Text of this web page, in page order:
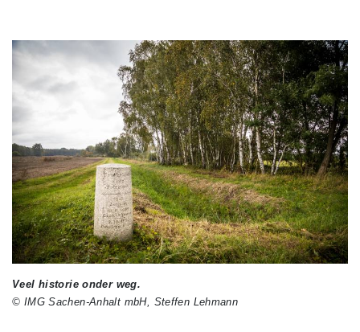
Veel historie onder weg.
© IMG Sachen-Anhalt mbH, Steffen Lehmann